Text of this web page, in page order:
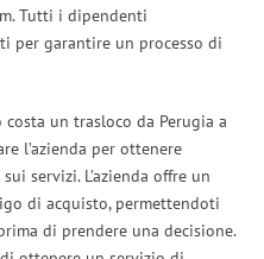
Tutti i dipendenti
per garantire un processo di
un trasloco da Perugia a
l’azienda per ottenere
servizi. L’azienda offre un
di acquisto, permettendoti
di prendere una decisione.